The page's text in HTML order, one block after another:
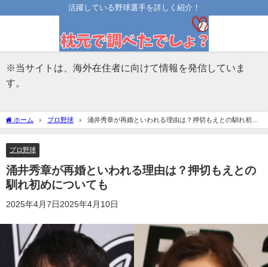
活躍している野球選手を詳しく紹介！
※当サイトは、海外在住者に向けて情報を発信していま
す。
ホーム プロ野球
涌井秀章が再婚といわれる理由は？押切もえとの馴れ初め
についても
プロ野球
涌井秀章が再婚といわれる理由は？押切もえとの
馴れ初めについても
2025年4月7日 2025年4月10日